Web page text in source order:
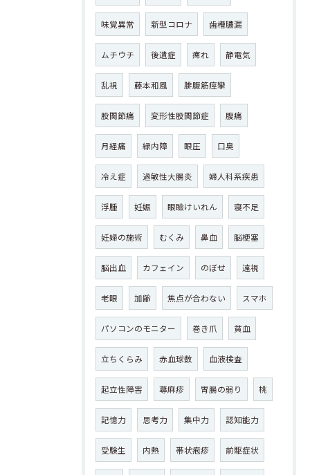
味覚異常 新型コロナ 歯槽膿漏
ムチウチ 後遺症 痺れ 静電気
乱視 藤本和風 腓腹筋痙攣
股関節痛 変形性股関節症 腹痛
月経痛 緑内障 眼圧 口臭
冷え症 過敏性大腸炎 婦人科系疾患
浮腫 妊娠 眼瞼けいれん 寝不足
妊婦の施術 むくみ 鼻血 脳梗塞
脳出血 カフェイン のぼせ 遠視
老眼 加齢 焦点が合わない スマホ
パソコンのモニター 巻き爪 貧血
立ちくらみ 赤血球数 血液検査
起立性障害 蕁麻疹 胃腸の弱り 桃
記憶力 思考力 集中力 認知能力
受験生 内熱 帯状疱疹 前駆症状